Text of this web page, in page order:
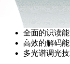
全面的识读
高效的解码
多光谱调光